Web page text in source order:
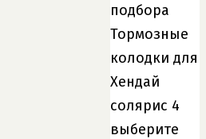
подбора
Тормозные
колодки для
Хендай
солярис 4
выберите